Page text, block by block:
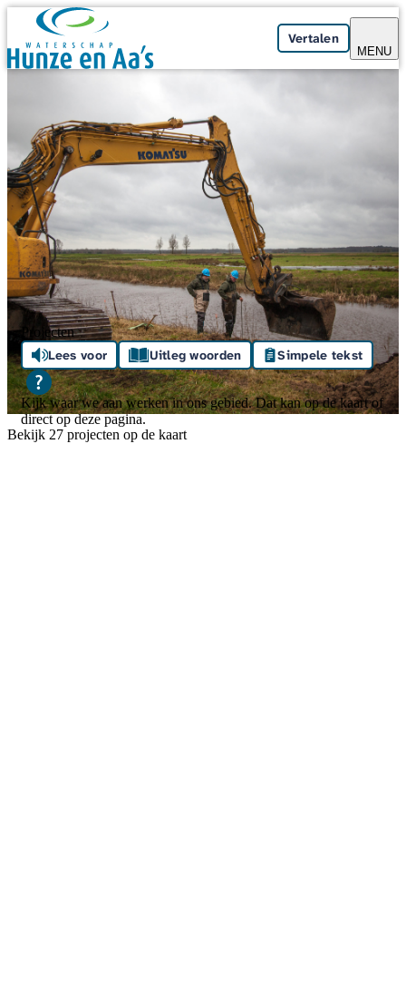
Skip navigation
Vertalen
MENU
Projecten
Lees voor Uitleg woorden Simpele tekst
Kijk waar we aan werken in ons gebied. Dat kan op de kaart of
direct op deze pagina.
Bekijk 27 projecten op de kaart